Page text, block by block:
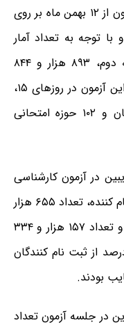
وی خاطرنشان کرد: کارت شرکت در آزمون از ۱۲ بهمن ماه بر روی
توجه به تعداد آمار
داوطلبان واقعی و علاقمندان به رشته دوم، ۸۹۳ هزار و ۸۴۴
کارت ورود به جلسه آزمون صادر شد. این آزمون در روزهای ۱۵،
۱۶ و ۱۷ بهمن ماه ۹۳ در ۶۲ شهرستان و ۱۰۲ حوزه امتحانی
در آزمون کارشناسی
ارشد ۹۴ گفت: از تعداد داوطلبان ثبت نام کننده، تعداد ۶۵۵ هزار
و ۶۷۹ داوطلب در جلسه آزمون حاضر و تعداد ۱۵۷ هزار و ۳۳۴
غایب بودند. در واقع ۸۰.۶۵ درصد از ثبت نام کنندگان
نفر حاضرین در جلسه آزمون تعداد